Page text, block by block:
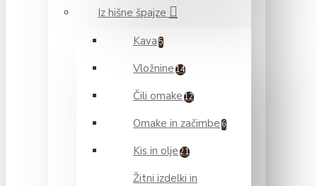
Iz hišne špajze
Kava 5
Vložnine 14
Čili omake 12
Omake in začimbe 6
Kis in olje 21
Žitni izdelki in